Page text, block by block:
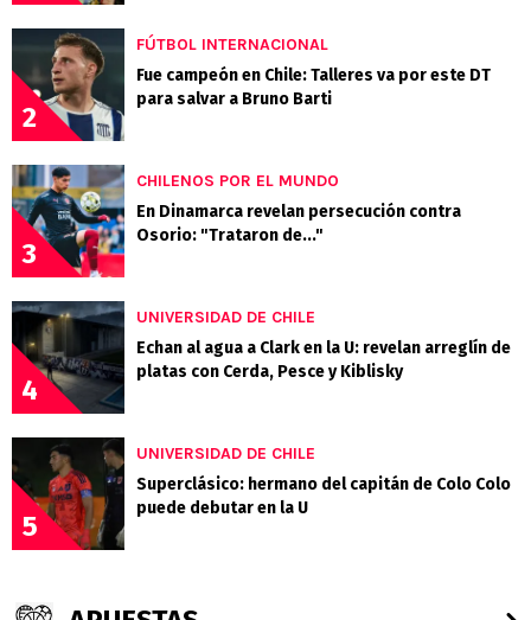
2
FÚTBOL INTERNACIONAL
Fue campeón en Chile: Talleres va por este DT
para salvar a Bruno Barti
3
CHILENOS POR EL MUNDO
En Dinamarca revelan persecución contra
Osorio: "Trataron de..."
4
UNIVERSIDAD DE CHILE
Echan al agua a Clark en la U: revelan arreglín de
platas con Cerda, Pesce y Kiblisky
5
UNIVERSIDAD DE CHILE
Superclásico: hermano del capitán de Colo Colo
puede debutar en la U